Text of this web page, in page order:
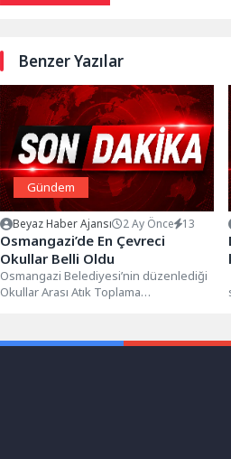
Benzer Yazılar
Gündem
Beyaz Haber Ajansı 2 Ay Önce 13
Osmangazi’de En Çevreci
Okullar Belli Oldu
Osmangazi Belediyesi’nin düzenlediği
Okullar Arası Atık Toplama